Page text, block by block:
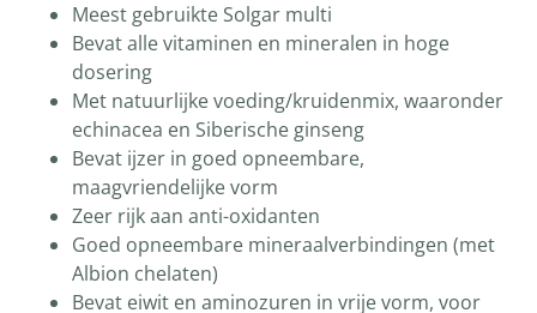
Meest gebruikte Solgar multi
Bevat alle vitaminen en mineralen in hoge
dosering
Met natuurlijke voeding/kruidenmix, waaronder
echinacea en Siberische ginseng
Bevat ijzer in goed opneembare,
maagvriendelijke vorm
Zeer rijk aan anti-oxidanten
Goed opneembare mineraalverbindingen (met
Albion chelaten)
Bevat eiwit en aminozuren in vrije vorm, voor